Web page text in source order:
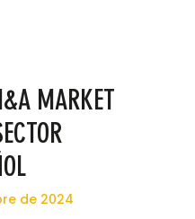
MARKET
de 2024